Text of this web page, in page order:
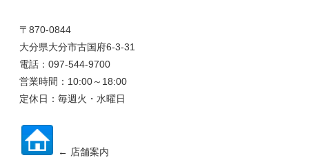
〒870-0844
大分県大分市古国府6-3-31
電話：097-544-9700
営業時間：10:00～18:00
定休日：毎週火・水曜日
← 店舗案内